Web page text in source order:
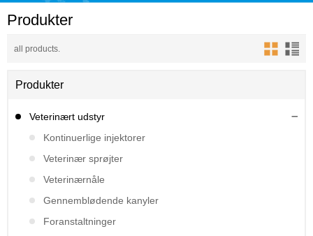
Produkter
all products.
Produkter
Veterinært udstyr
Kontinuerlige injektorer
Veterinær sprøjter
Veterinærnåle
Gennemblødende kanyler
Foranstaltninger